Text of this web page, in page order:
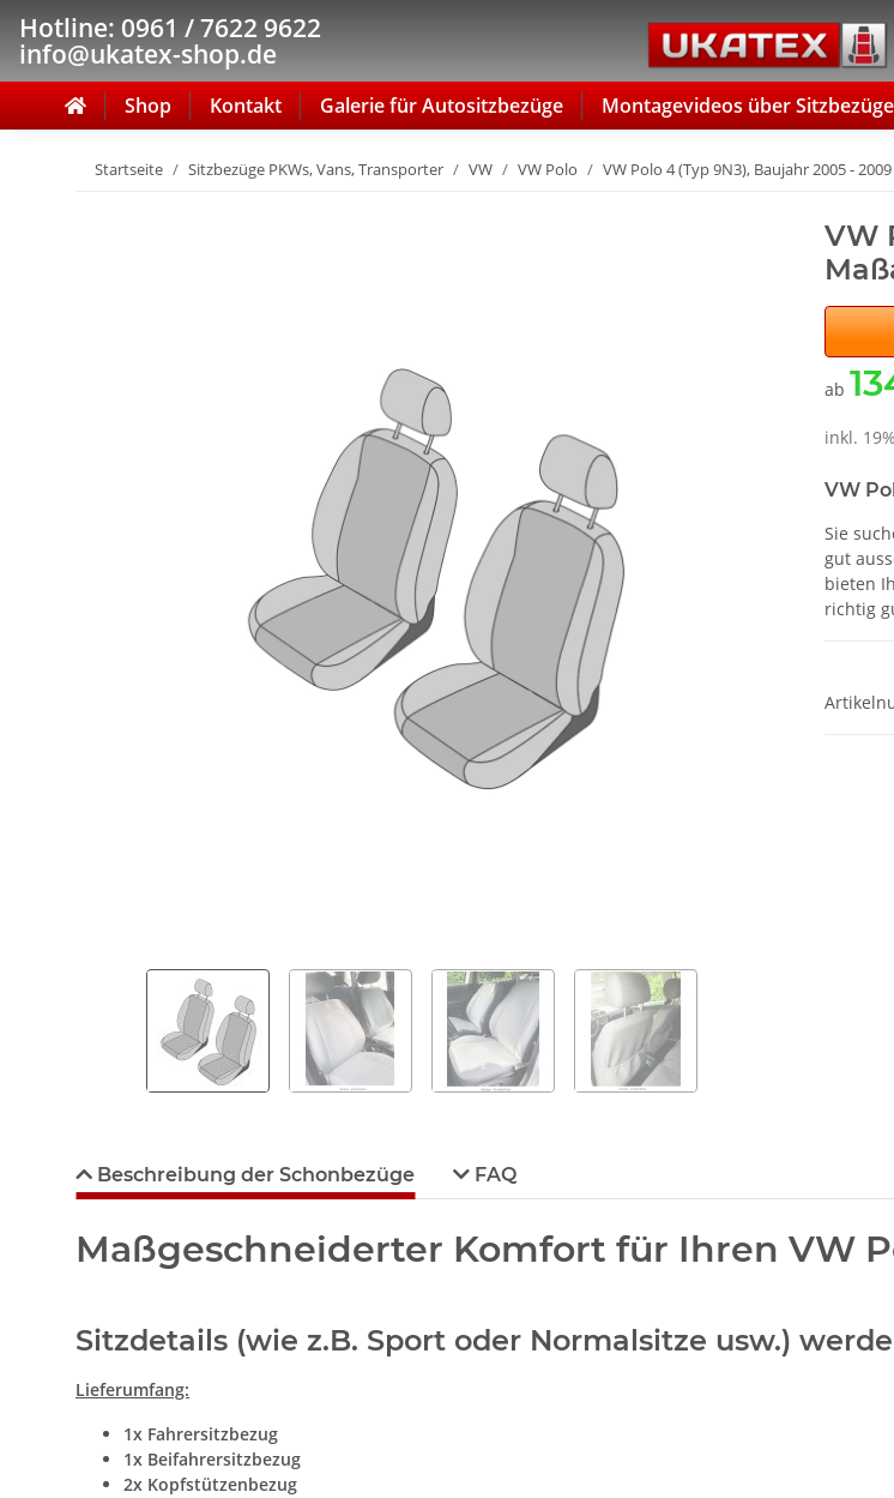
Hotline: 0961 / 7622 9622
info@ukatex-shop.de
Shop Kontakt Galerie für Autositzbezüge Montagevideos über Sitzbezüge
Startseite Sitzbezüge PKWs, Vans, Transporter VW VW Polo VW Polo 4 (Typ 9N3), Baujahr 2005 - 2009
VW
ab
inkl.
VW
Sie
gut
bieten
richtig
Beschreibung der Schonbezüge FAQ
Maßgeschneiderter Komfort für Ihren VW
Sitzdetails (wie z.B. Sport oder Normalsitze usw.)
Lieferumfang:
1x Fahrersitzbezug
1x Beifahrersitzbezug
2x Kopfstützenbezug